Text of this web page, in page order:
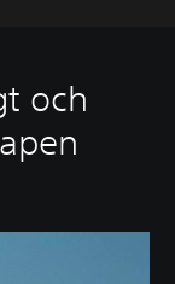
och